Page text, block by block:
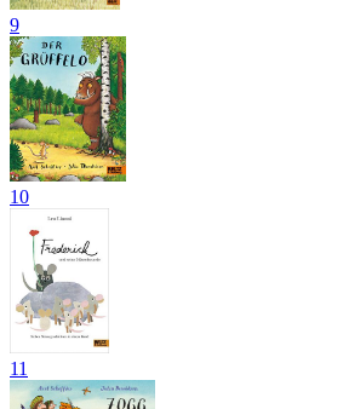
9
10
11